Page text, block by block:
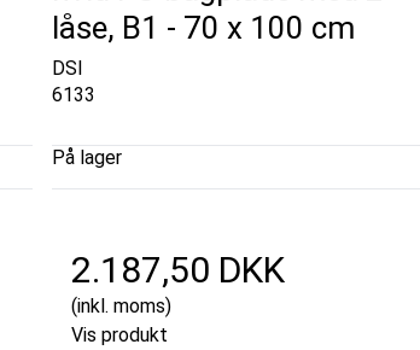
låse, B1 - 70 x 100 cm
DSI
6133
På lager
2.187,50 DKK
(inkl. moms)
Vis produkt